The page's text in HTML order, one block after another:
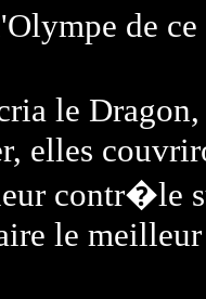
de
le
elles
contr�le
le